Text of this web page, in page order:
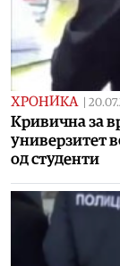
ХРОНИКА |
Кривична за
универзитет
од студенти